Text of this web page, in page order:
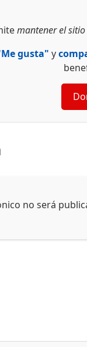
mantener el
gusta" y
no será